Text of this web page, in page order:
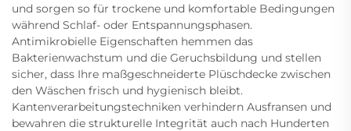
und sorgen so für trockene und komfortable Bedingungen
während Schlaf- oder Entspannungsphasen.
Antimikrobielle Eigenschaften hemmen das
Bakterienwachstum und die Geruchsbildung und stellen
sicher, dass Ihre maßgeschneiderte Plüschdecke zwischen
den Wäschen frisch und hygienisch bleibt.
Kantenverarbeitungstechniken verhindern Ausfransen und
bewahren die strukturelle Integrität auch nach Hunderten